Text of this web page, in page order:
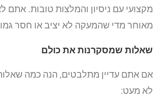
מקצועי עם ניסיון והמלצות טובות. אתם
מאוחר מדי שהמעקה לא יציב או חסר
שאלות שמסקרנות את כולם
אם אתם עדיין מתלבטים, הנה כמה
לא מעט: